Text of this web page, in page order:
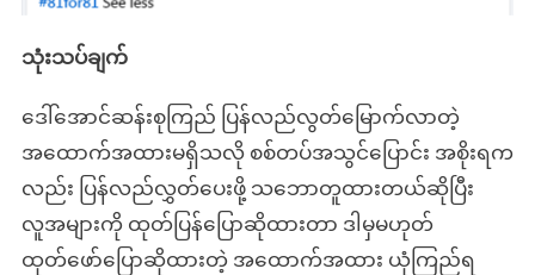
သုံးသပ်ချက်
‌ဒေါ်အောင်ဆန်းစုကြည် ပြန်လည်လွတ်မြောက်လာတဲ့
အထောက်အထားမရှိသလို စစ်တပ်အသွင်ပြောင်း အစိုးရက
လည်း ပြန်လည်လွှတ်ပေးဖို့ သဘောတူထားတယ်ဆိုပြီး
လူအများကို ထုတ်ပြန်ပြောဆိုထားတာ ဒါမှမဟုတ်
ထုတ်ဖော်ပြောဆိုထားတဲ့ အထောက်အထား ယုံကြည်ရ